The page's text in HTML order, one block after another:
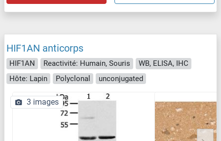
HIF1AN anticorps
HIF1AN Reactivité: Humain, Souris
WB, ELISA, IHC
Hôte: Lapin
Polyclonal unconjugated
3 images